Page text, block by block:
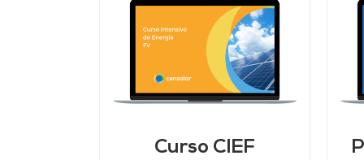
Curso CIEF
AÑADIR AL CARRITO
DETALLES